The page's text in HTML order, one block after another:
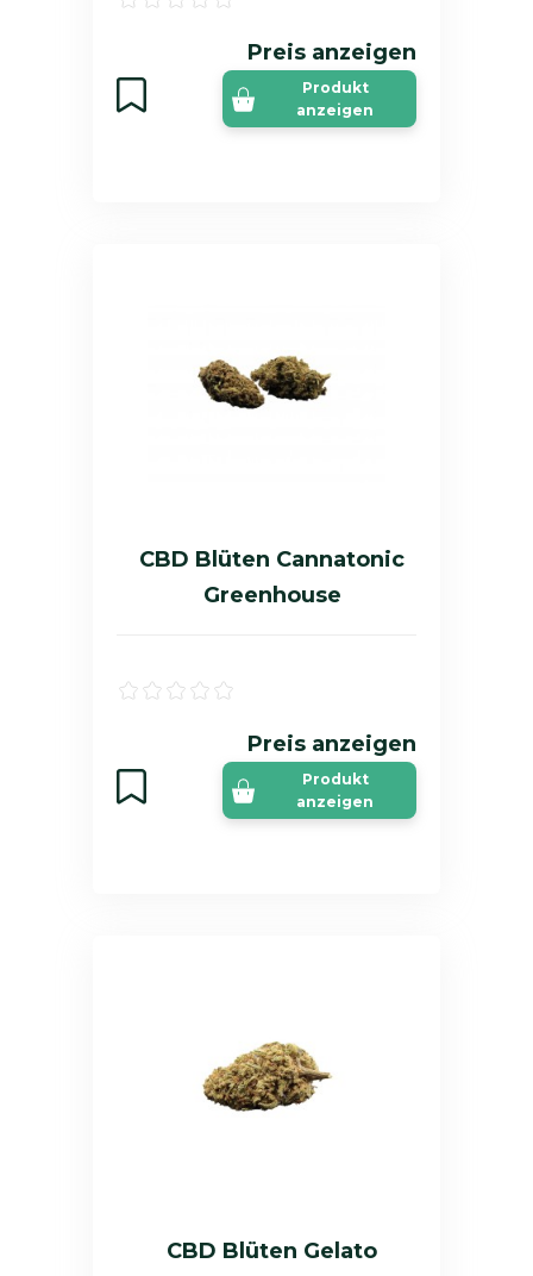
Preis anzeigen
Produkt
anzeigen
CBD Blüten Cannatonic
Greenhouse
Preis anzeigen
Produkt
anzeigen
CBD Blüten Gelato